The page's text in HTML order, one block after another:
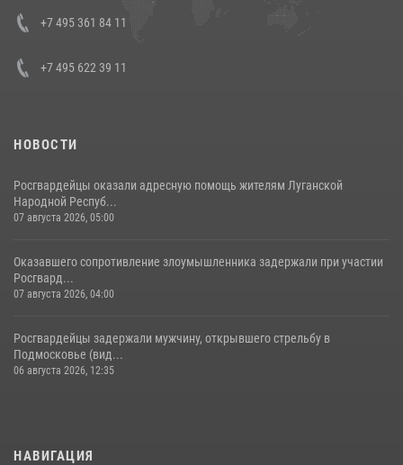
+7 495 361 84 11
+7 495 622 39 11
НОВОСТИ
Росгвардейцы оказали адресную помощь жителям Луганской
Народной Респуб...
07 августа 2026, 05:00
Оказавшего сопротивление злоумышленника задержали при участии
Росгвард...
07 августа 2026, 04:00
Росгвардейцы задержали мужчину, открывшего стрельбу в
Подмосковье (вид...
06 августа 2026, 12:35
НАВИГАЦИЯ